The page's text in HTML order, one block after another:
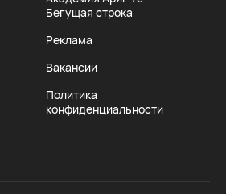
Бегущая строка
Реклама
Вакансии
Политика
конфиденциальности